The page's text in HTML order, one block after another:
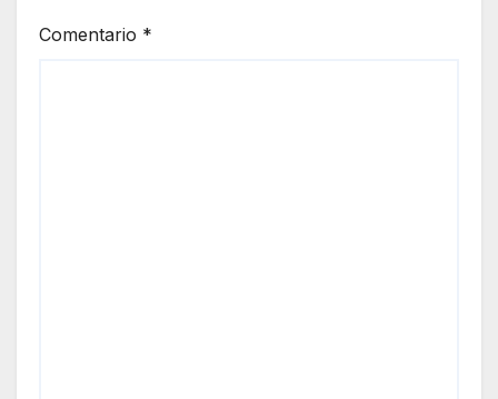
Comentario *